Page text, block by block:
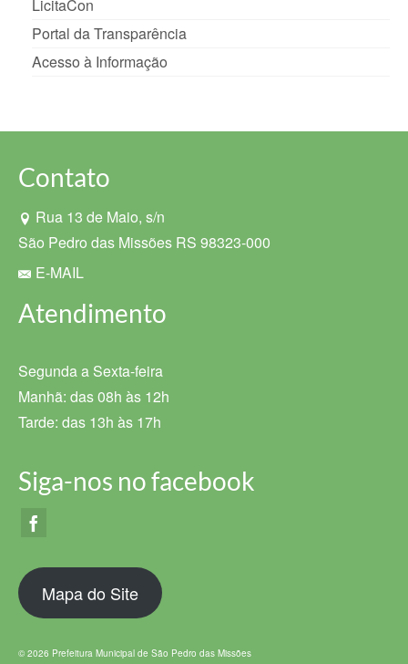
LicitaCon
Portal da Transparência
Acesso à Informação
Contato
Rua 13 de Maio, s/n
São Pedro das Missões RS 98323-000
E-MAIL
Atendimento
Segunda a Sexta-feira
Manhã: das 08h às 12h
Tarde: das 13h às 17h
Siga-nos no facebook
Mapa do Site
© 2026 Prefeitura Municipal de São Pedro das Missões